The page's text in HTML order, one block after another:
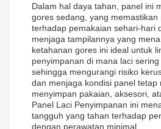
Dalam hal daya tahan, panel ini
gores sedang, yang memastikan
terhadap pemakaian sehari-hari
menjaga tampilannya yang
ketahanan gores ini ideal untuk
penyimpanan di mana laci
sehingga mengurangi risiko
dan menjaga kondisi panel tetap
menyimpan pakaian, aksesori,
Panel Laci Penyimpanan ini
tangguh yang tahan terhadap
dengan perawatan minimal.